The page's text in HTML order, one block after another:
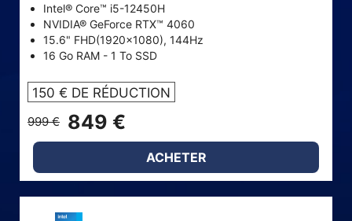
Intel® Core™ i5-12450H
NVIDIA® GeForce RTX™ 4060
15.6" FHD(1920x1080), 144Hz
16 Go RAM - 1 To SSD
150 € DE RÉDUCTION
999 € 849 €
ACHETER